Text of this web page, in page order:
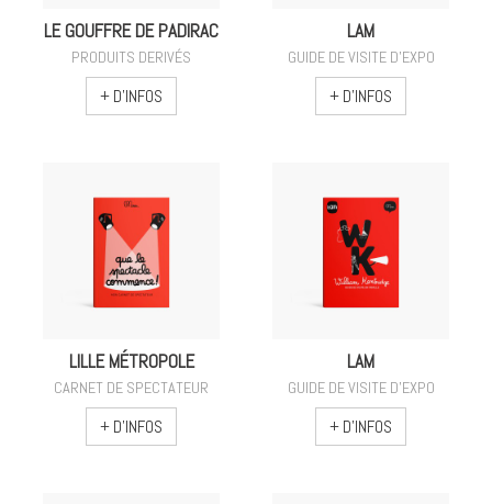
LE GOUFFRE DE PADIRAC
PRODUITS DERIVÉS
+ D'INFOS
LAM
GUIDE DE VISITE D'EXPO
+ D'INFOS
LILLE MÉTROPOLE
CARNET DE SPECTATEUR
+ D'INFOS
LAM
GUIDE DE VISITE D'EXPO
+ D'INFOS